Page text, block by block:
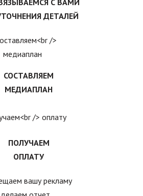
ДЕТАЛЕЙ
СОСТАВЛЯЕМ
МЕДИАПЛАН
ПОЛУЧАЕМ
ОПЛАТУ